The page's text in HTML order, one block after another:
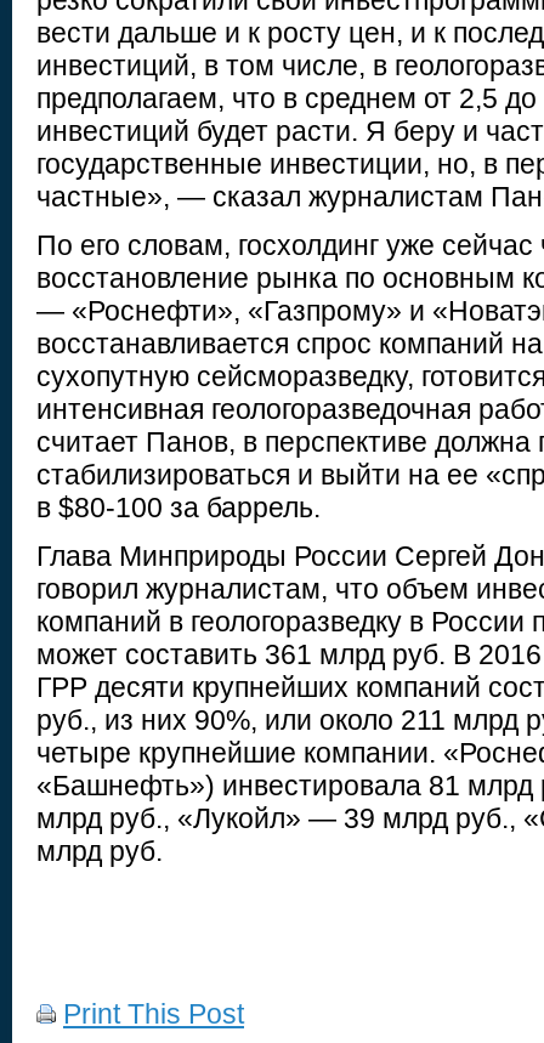
вести дальше и к росту цен, и к
инвестиций, в том числе, в
предполагаем, что в среднем от 2,5
инвестиций будет расти. Я беру и
государственные инвестиции, но, в
частные», — сказал журналистам
По его словам, госхолдинг уже сейчас
восстановление рынка по основным
— «Роснефти», «Газпрому» и
восстанавливается спрос компаний
сухопутную сейсморазведку,
интенсивная геологоразведочная
считает Панов, в перспективе должна
стабилизироваться и выйти на ее
в $80-100 за баррель.
Глава Минприроды России Сергей
говорил журналистам, что объем
компаний в геологоразведку в России
может составить 361 млрд руб. В
ГРР десяти крупнейших компаний
руб., из них 90%, или около 211 млрд
четыре крупнейшие компании.
«Башнефть») инвестировала 81
млрд руб., «Лукойл» — 39 млрд руб.,
млрд руб.
Print This Post